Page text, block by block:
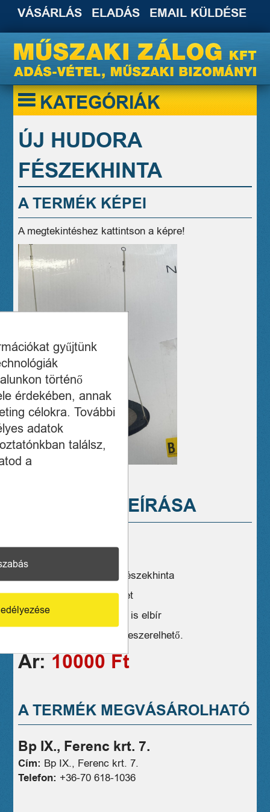
VÁSÁRLÁS ELADÁS EMAIL KÜLDÉSE
KATEGÓRIÁK
ÚJ HUDORA
FÉSZEKHINTA
A TERMÉK KÉPEI
A megtekintéshez kattintson a képre!
A TERMÉK LEÍRÁSA
90 cm átmérőjű, kerek fészekhinta
időjárásálló vázszerkezet
akár 150 kg-os terhelést is elbír
szerszámok nélkül összeszerelhető.
Ár:10000 Ft
A TERMÉK MEGVÁSÁROLHATÓ
Bp IX., Ferenc krt. 7.
Cím: Bp IX., Ferenc krt. 7.
Telefon: +36-70 618-1036
gyűjtünk
történő
érdekében, annak
célokra. További
adatok
találsz,
a